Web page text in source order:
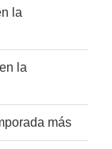
la
la
más